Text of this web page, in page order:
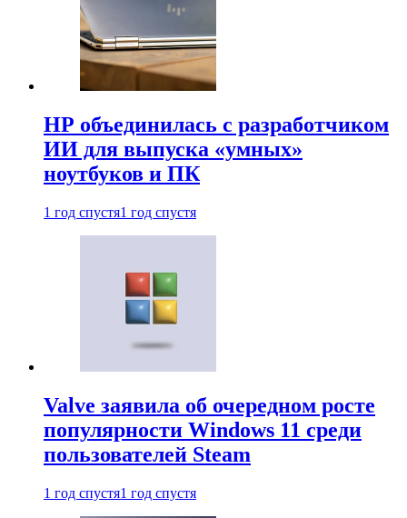
HP объединилась с разработчиком
ИИ для выпуска «умных»
ноутбуков и ПК
1 год спустя1 год спустя
Valve заявила об очередном росте
популярности Windows 11 среди
пользователей Steam
1 год спустя1 год спустя